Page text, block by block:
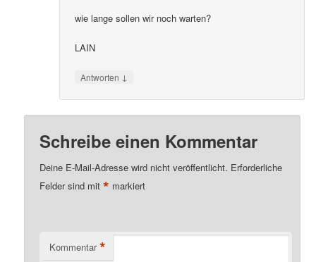
wie lange sollen wir noch warten?
LAIN
Antworten ↓
Schreibe einen Kommentar
Deine E-Mail-Adresse wird nicht veröffentlicht. Erforderliche
Felder sind mit* markiert
Kommentar *